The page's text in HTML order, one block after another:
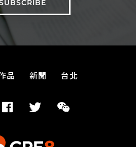
品 新聞 台北